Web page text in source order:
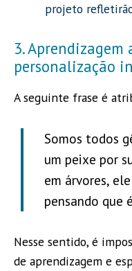
projeto
3.
personalização
A seguinte frase é
Somos todos
um peixe por
em árvores,
pensando que
Nesse sentido, é
de aprendizagem e